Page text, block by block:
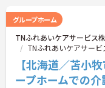
グループホーム
TNふれあいケアサービ
TNふれあいケアサー
【北海道／苫小
ープホームでの